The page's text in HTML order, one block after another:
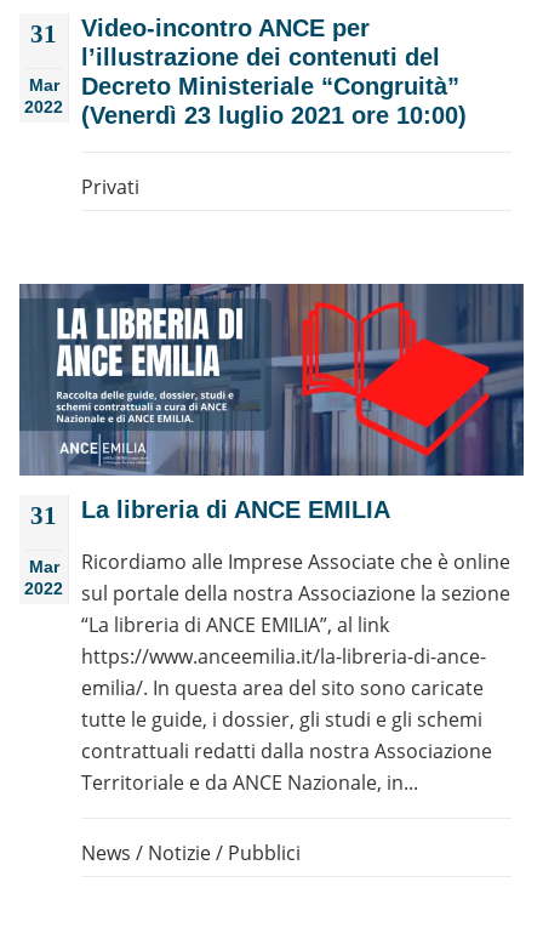
31
Mar
2022
Video-incontro ANCE per
l’illustrazione dei contenuti del
Decreto Ministeriale “Congruità”
(Venerdì 23 luglio 2021 ore 10:00)
Privati
31
Mar
2022
La libreria di ANCE EMILIA
Ricordiamo alle Imprese Associate che è online
sul portale della nostra Associazione la sezione
“La libreria di ANCE EMILIA”, al link
https://www.anceemilia.it/la-libreria-di-ance-
emilia/. In questa area del sito sono caricate
tutte le guide, i dossier, gli studi e gli schemi
contrattuali redatti dalla nostra Associazione
Territoriale e da ANCE Nazionale, in...
News / Notizie/ Pubblici